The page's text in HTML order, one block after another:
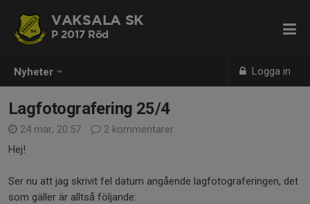
Nyheter Logga in
VAKSALA SK
P 2017 Röd
Lagfotografering 25/4
24 mar, 20:57
2 kommentarer
Hej!
Ser nu att jag skrivit fel datum angående lagfotograferingen, det
som gäller är alltså följande: